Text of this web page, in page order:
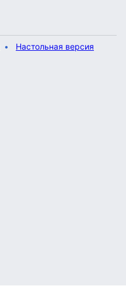
Настольная версия